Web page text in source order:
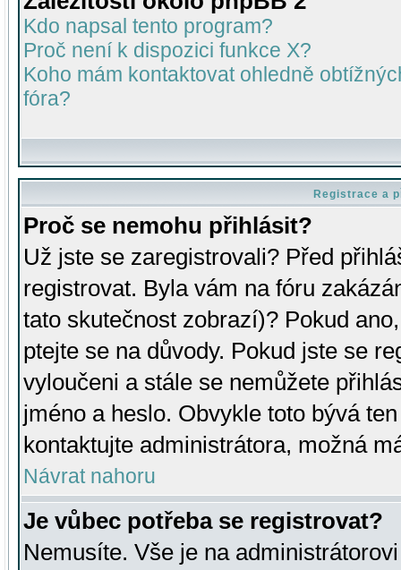
Kdo napsal tento program?
Proč není k dispozici funkce X?
Koho mám kontaktovat ohledně
fóra?
Registrace a
Proč se nemohu přihlásit?
Už jste se zaregistrovali? Před
registrovat. Byla vám na fóru
tato skutečnost zobrazí)? Pokud
ptejte se na důvody. Pokud jste se
vyloučeni a stále se nemůžete
jméno a heslo. Obvykle toto bývá
kontaktujte administrátora, možná
Návrat nahoru
Je vůbec potřeba se registrovat?
Nemusíte. Vše je na